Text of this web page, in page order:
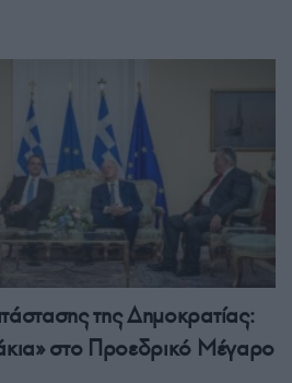
της Δημοκρατίας:
στο Προεδρικό Μέγαρο